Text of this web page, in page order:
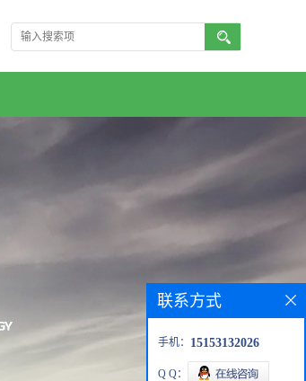
联系方式
手机： 15153132026
Q Q：